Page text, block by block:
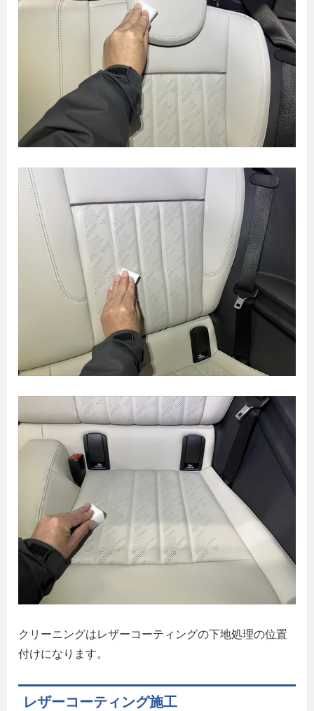
クリーニングはレザーコーティングの下地処理の位置
付けになります。
レザーコーティング施工